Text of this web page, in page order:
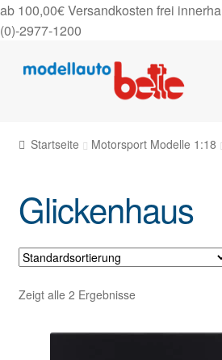
ab 100,00€ Versandkosten frei
(0)-2977-1200
Zur
Zum
Gutscheine
Über uns
On Tour
Kontakt
Startseite Motorsport Modelle 1:18
Glickenhaus
Zeigt alle 2 Ergebnisse